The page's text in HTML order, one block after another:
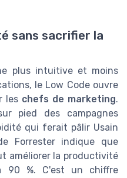
sans sacrifier la
plus intuitive et moins
le Low Code ouvre
les chefs de marketing.
pied des campagnes
qui ferait pâlir Usain
Forrester indique que
améliorer la productivité
90 %. C'est un chiffre